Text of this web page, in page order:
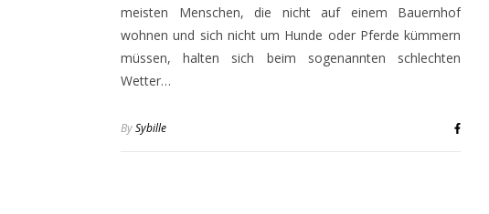
meisten Menschen, die nicht auf einem Bauernhof
wohnen und sich nicht um Hunde oder Pferde kümmern
müssen, halten sich beim sogenannten schlechten
Wetter…
BySybille